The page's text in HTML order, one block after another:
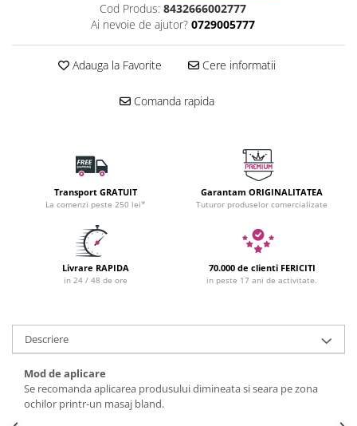
Cod Produs: 8432666002777
Ai nevoie de ajutor? 0729005777
Adauga la Favorite Cere informatii
Comanda rapida
Transport GRATUIT
La comenzi peste 250 lei*
Garantam ORIGINALITATEA
Tuturor produselor comercializate
Livrare RAPIDA
in 24 / 48 de ore
70.000 de clienti FERICITI
in peste 17 ani de activitate.
Descriere
Mod de aplicare
Se recomanda aplicarea produsului dimineata si seara pe zona
ochilor printr-un masaj bland.